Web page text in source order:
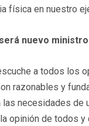
física en nuestro
nuevo
a todos los
razonables y
necesidades de
opinión de todos